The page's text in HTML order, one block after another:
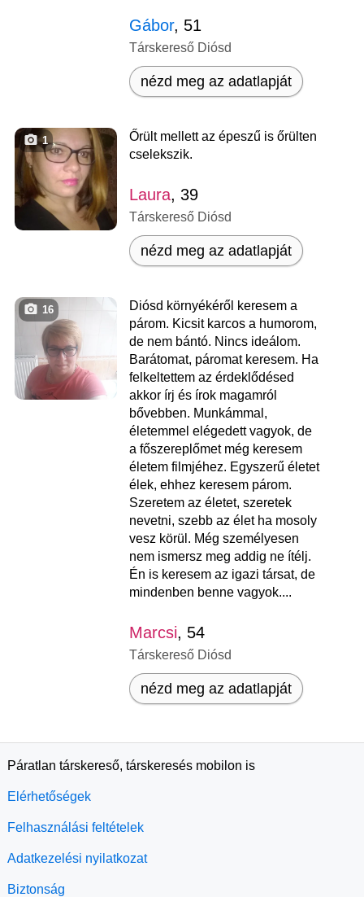
Gábor, 51
Társkereső Diósd
nézd meg az adatlapját
1
Őrült mellett az épeszű is őrülten
cselekszik.
Laura, 39
Társkereső Diósd
nézd meg az adatlapját
16
Diósd környékéről keresem a
párom. Kicsit karcos a humorom,
de nem bántó. Nincs ideálom.
Barátomat, páromat keresem. Ha
felkeltettem az érdeklődésed
akkor írj és írok magamról
bővebben. Munkámmal,
életemmel elégedett vagyok, de
a főszereplőmet még keresem
életem filmjéhez. Egyszerű életet
élek, ehhez keresem párom.
Szeretem az életet, szeretek
nevetni, szebb az élet ha mosoly
vesz körül. Még személyesen
nem ismersz meg addig ne ítélj.
Én is keresem az igazi társat, de
mindenben benne vagyok....
Marcsi, 54
Társkereső Diósd
nézd meg az adatlapját
Páratlan társkereső, társkeresés mobilon is
Elérhetőségek
Felhasználási feltételek
Adatkezelési nyilatkozat
Biztonság